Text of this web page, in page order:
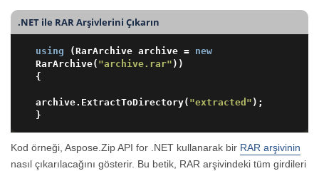
.NET ile RAR Arşivlerini Çıkarın
using (RarArchive archive = new
RarArchive( "archive.rar" ))
{
archive.ExtractToDirectory( "extracted" );
Kod örneği, Aspose.Zip API for .NET kullanarak bir RAR arşivinin
nasıl çıkarılacağını gösterir. Bu betik, RAR arşivindeki tüm girdileri